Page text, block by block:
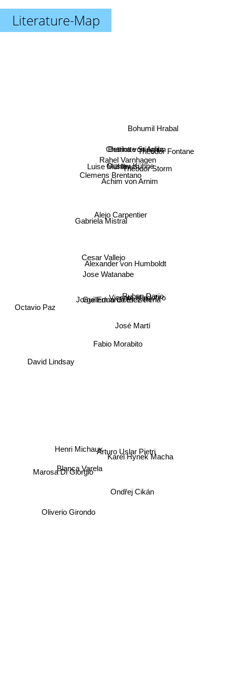
Literature-Map
Jorge Eduardo Eielson
Fabio Morabito
Guillermo Gomez Pena
Jose Watanabe
Alexander von Humboldt
Cesar Vallejo
José Martí
Vicente Huidobro
Alejo Carpentier
Ruben Dario
Gabriela Mistral
Luise Mühlbach
Clemens Brentano
Blanca Varela
Achim von Arnim
Gustav Kühne
Theodor Storm
Henri Michaux
Rahel Varnhagen
Arturo Uslar Pietri
Karel Hynek Macha
Charlotte Stieglitz
Bettina von Arnim
Marosa Di Giorgio
David Lindsay
Ondřej Cikán
Oliverio Girondo
Theodor Fontane
Bohumil Hrabal